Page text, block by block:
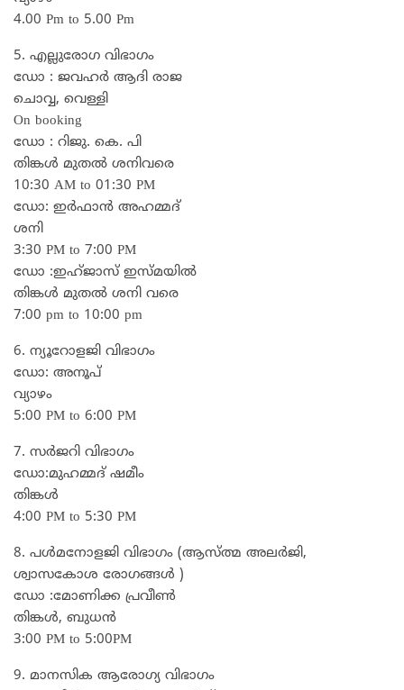
4.00 Pm to 5.00 Pm
5. എല്ലുരോഗ വിഭാഗം
ഡോ : ജവഹർ ആദി രാജ
ചൊവ്വ, വെള്ളി
On booking
ഡോ : റിജു. കെ. പി
തിങ്കൾ മുതൽ ശനിവരെ
10:30 AM to 01:30 PM
ഡോ: ഇർഫാൻ അഹമ്മദ്
ശനി
3:30 PM to 7:00 PM
ഡോ :ഇഹ്ജാസ് ഇസ്മയിൽ
തിങ്കൾ മുതൽ ശനി വരെ
7:00 pm to 10:00 pm
6. ന്യൂറോളജി വിഭാഗം
ഡോ: അനൂപ്
വ്യാഴം
5:00 PM to 6:00 PM
7. സർജറി വിഭാഗം
ഡോ:മുഹമ്മദ്‌ ഷമീം
തിങ്കൾ
4:00 PM to 5:30 PM
8. പൾമനോളജി വിഭാഗം (ആസ്ത്മ അലർജി,
ശ്വാസകോശ രോഗങ്ങൾ )
ഡോ :മോണിക്ക പ്രവീൺ
തിങ്കൾ, ബുധൻ
3:00 PM to 5:00PM
9. മാനസിക ആരോഗ്യ വിഭാഗം